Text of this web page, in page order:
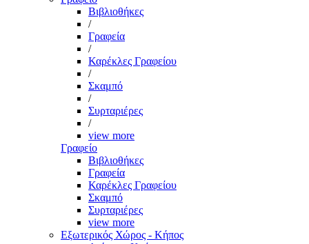
Βιβλιοθήκες
/
Γραφεία
/
Καρέκλες Γραφείου
/
Σκαμπό
/
Συρταριέρες
/
view more
Γραφείο
Βιβλιοθήκες
Γραφεία
Καρέκλες Γραφείου
Σκαμπό
Συρταριέρες
view more
Εξωτερικός Χώρος - Κήπος